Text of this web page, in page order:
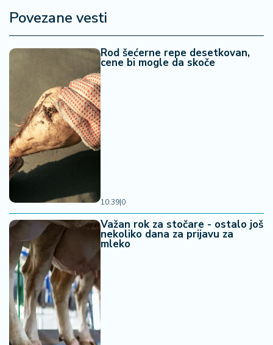
Povezane vesti
Rod šećerne repe desetkovan,
cene bi mogle da skoče
10:39|0
Važan rok za stočare - ostalo još
nekoliko dana za prijavu za
mleko